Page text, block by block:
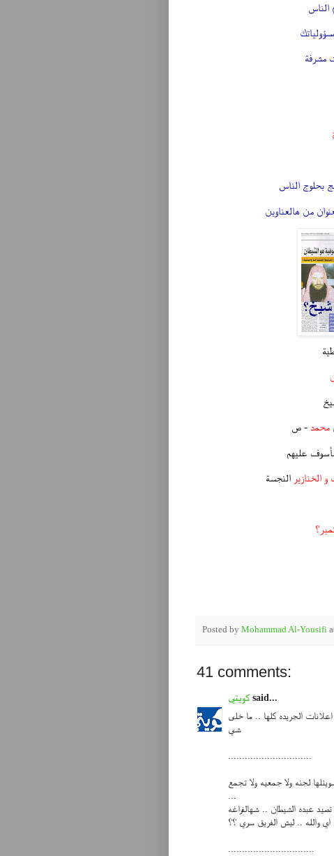
الناس
مشرفة
بحلوج الناس
من هالعناوين
محمد - ص
عليهم
و الخنازير النجسة
Posted by Mohammad Al-Yousifi
41 comments:
كويتيsaid...
الجريده كلها .. ما خلى
شي
لجنه ولا جمعيه ولا تجمع
تصيد عبده الشيطان .. شهالفراغه
والله .. ليش الفريق سري ؟؟